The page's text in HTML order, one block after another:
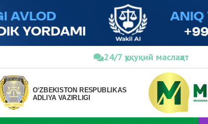
24/7 ҳуқуқий маслаҳат